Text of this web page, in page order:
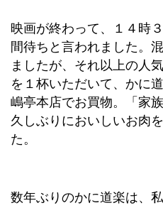
映画が終わって、１４時
間待ちと言われました。
ましたが、それ以上の人
を１杯いただいて、かに
嶋亭本店でお買物。「家
久しぶりにおいしいお肉
た。
数年ぶりのかに道楽は、